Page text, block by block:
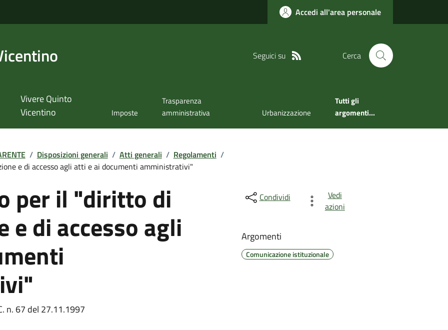
Accedi all'area personale
Seguici su Cerca
Vivere Quinto
Vicentino
Imposte
Trasparenza
amministrativa
Urbanizzazione
Tutti gli
argomenti...
/ Disposizioni generali / Atti generali / Regolamenti /
e di accesso agli atti e ai documenti amministrativi"
per il "diritto di
e di accesso agli
n. 67 del 27.11.1997
Condividi
Vedi
azioni
Argomenti
Comunicazione istituzionale